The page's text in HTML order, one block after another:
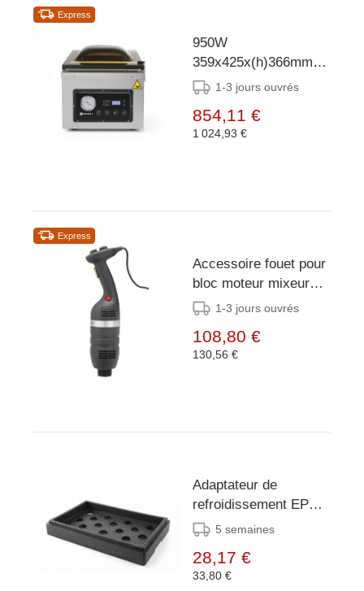
Express
950W
359x425x(h)366mm
Machine à emballer
1-3 jours ouvrés
854,11 €
1 024,93 €
Express
Accessoire fouet pour
bloc moteur mixeur
plongeant Kitchen Line
1-3 jours ouvrés
108,80 €
130,56 €
Adaptateur de
refroidissement EPP
GN 1/1 -
Livraison sans
élément de
5 semaines
28,17 €
33,80 €